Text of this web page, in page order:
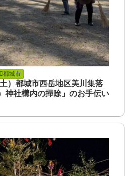
都城市
）都城市西岳地区美川集落
神社構内の掃除」のお手伝い